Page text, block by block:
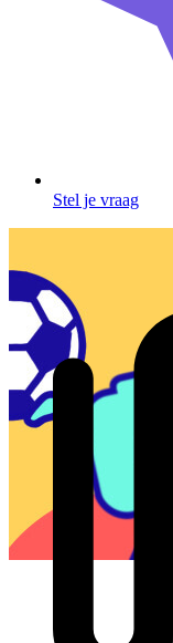
Stel je vraag